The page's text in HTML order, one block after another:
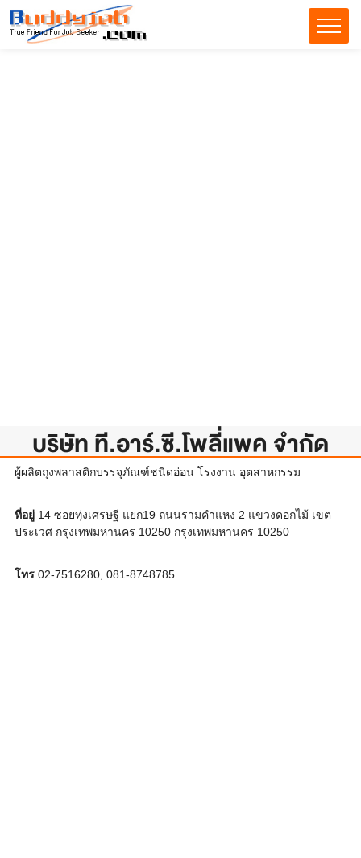
บริษัท ที.อาร์.ซี.โพลี่แพค จำกัด
ผู้ผลิตถุงพลาสติกบรรจุภัณฑ์ชนิดอ่อน โรงงาน อุตสาหกรรม
ที่อยู่14 ซอยทุ่งเศรษฐี แยก19 ถนนรามคำแหง 2 แขวงดอกไม้ เขต
ประเวศ กรุงเทพมหานคร 10250 กรุงเทพมหานคร 10250
โทร02-7516280, 081-8748785